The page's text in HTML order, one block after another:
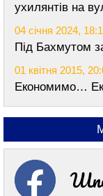
ухилянтів на
04 січня 2024,
Під Бахмутом
01 квітня 2015,
Економимо…